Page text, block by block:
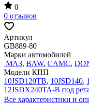
0
0 отзывов
Артикул
GB889-80
Марки автомобилей
МАЗ, BAW, CAMC,
Модели КПП
10JSD120TB, 10JSD140,
12JSDX240TA-B под
Все характеристики и